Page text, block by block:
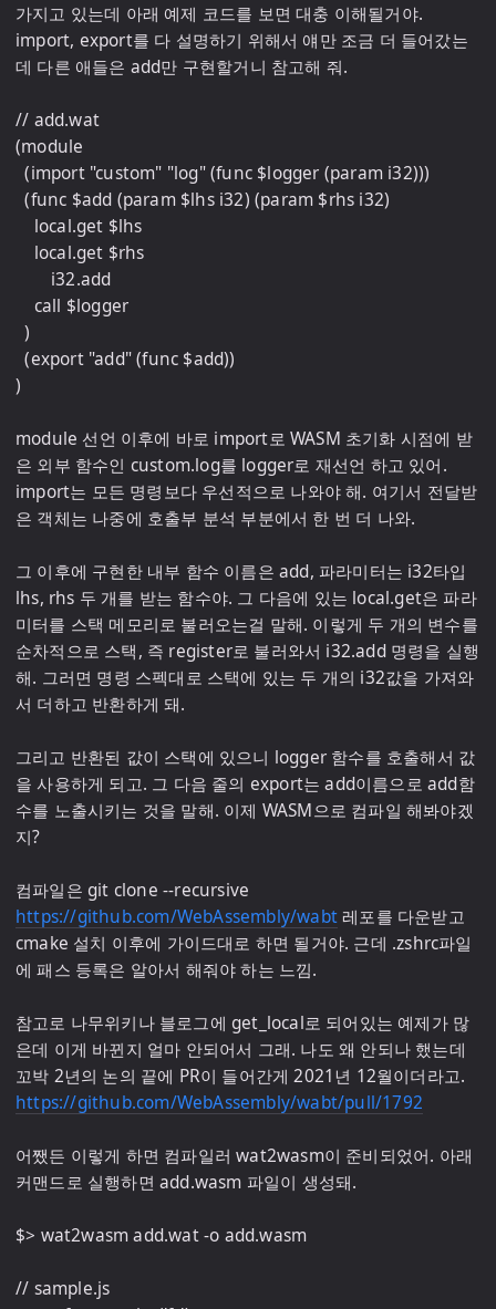
가지고 있는데 아래 예제 코드를 보면 대충 이해될거야.
import, export를 다 설명하기 위해서 얘만 조금 더 들어갔는
데 다른 애들은 add만 구현할거니 참고해 줘.
// add.wat
(module
  (import "custom" "log" (func $logger (param i32)))
  (func $add (param $lhs i32) (param $rhs i32)
  )
  (export "add" (func $add))
)
module 선언 이후에 바로 import로 WASM 초기화 시점에 받
은 외부 함수인 custom.log를 logger로 재선언 하고 있어.
import는 모든 명령보다 우선적으로 나와야 해. 여기서 전달받
은 객체는 나중에 호출부 분석 부분에서 한 번 더 나와.
그 이후에 구현한 내부 함수 이름은 add, 파라미터는 i32타입
lhs, rhs 두 개를 받는 함수야. 그 다음에 있는 local.get은 파라
미터를 스택 메모리로 불러오는걸 말해. 이렇게 두 개의 변수를
순차적으로 스택, 즉 register로 불러와서 i32.add 명령을 실행
해. 그러면 명령 스펙대로 스택에 있는 두 개의 i32값을 가져와
서 더하고 반환하게 돼.
그리고 반환된 값이 스택에 있으니 logger 함수를 호출해서 값
을 사용하게 되고. 그 다음 줄의 export는 add이름으로 add함
수를 노출시키는 것을 말해. 이제 WASM으로 컴파일 해봐야겠
지?
https://github.com/WebAssembly/wabt 레포를 다운받고
cmake 설치 이후에 가이드대로 하면 될거야. 근데 .zshrc파일
에 패스 등록은 알아서 해줘야 하는 느낌.
참고로 나무위키나 블로그에 get_local로 되어있는 예제가 많
은데 이게 바뀐지 얼마 안되어서 그래. 나도 왜 안되나 했는데
https://github.com/WebAssembly/wabt/pull/1792
어쨌든 이렇게 하면 컴파일러 wat2wasm이 준비되었어. 아래
커맨드로 실행하면 add.wasm 파일이 생성돼.
$> wat2wasm add.wat -o add.wasm
// sample.js